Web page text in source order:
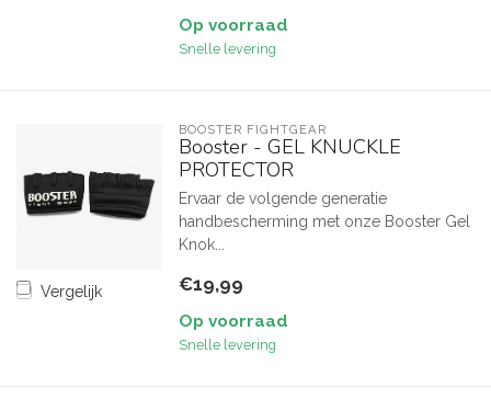
Op voorraad
Snelle levering
Vergelijk
BOOSTER FIGHTGEAR
Booster - GEL KNUCKLE
PROTECTOR
Ervaar de volgende generatie
handbescherming met onze Booster Gel
Knok...
€19,99
Op voorraad
Snelle levering